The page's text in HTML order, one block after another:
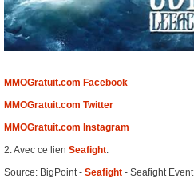
MMOGratuit.com Facebook
MMOGratuit.com Twitter
MMOGratuit.com Instagram
2. Avec ce lien Seafight.
Source: BigPoint - Seafight - Seafight Event